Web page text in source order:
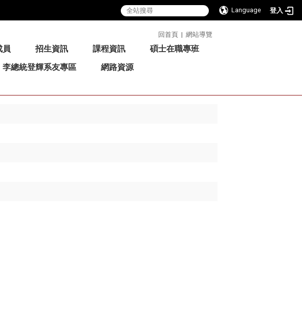
Language 登入
回首頁 | 網站導覽
員 招生資訊 課程資訊
碩士在職專班
李總統登輝系友專區
網路資源